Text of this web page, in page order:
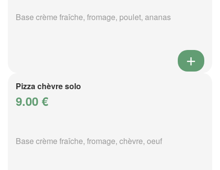
Base crème fraîche, fromage, poulet, ananas
Pizza chèvre solo
9.00 €
Base crème fraîche, fromage, chèvre, oeuf